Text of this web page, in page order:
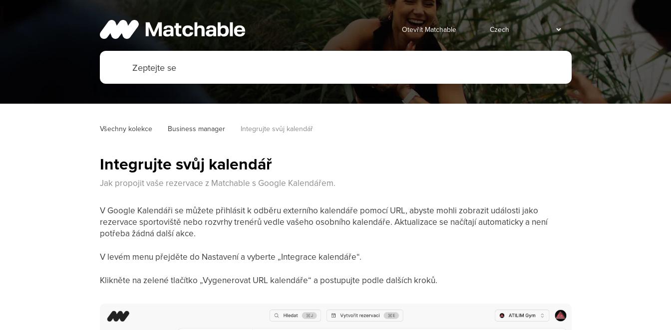
Otevřít Matchable
Všechny kolekce Business manager Integrujte svůj kalendář
Integrujte svůj kalendář
Jak propojit vaše rezervace z Matchable s Google Kalendářem.
V Google Kalendáři se můžete přihlásit k odběru externího kalendáře pomocí URL, abyste mohli zobrazit události jako
rezervace sportoviště nebo rozvrhy trenérů vedle vašeho osobního kalendáře. Aktualizace se načítají automaticky a není
potřeba žádná další akce.
V levém menu přejděte do Nastavení a vyberte „Integrace kalendáře“.
Klikněte na zelené tlačítko „Vygenerovat URL kalendáře“ a postupujte podle dalších kroků.